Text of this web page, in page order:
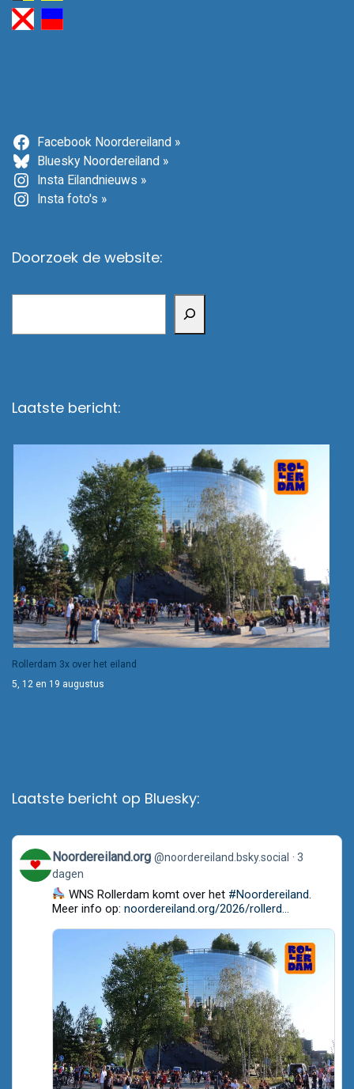
Facebook Noordereiland »
Bluesky Noordereiland »
Insta Eilandnieuws »
Insta foto's »
Doorzoek de website:
Laatste bericht:
Rollerdam 3x over het eiland
5, 12 en 19 augustus
Laatste bericht op Bluesky:
View
post
by
Noordereiland.org
Bluesky
Noordereiland.org @noordereiland.bsky.social
3
dagen
WNS Rollerdam komt over het #Noordereiland.
Meer info op: noordereiland.org/2026/rollerd...